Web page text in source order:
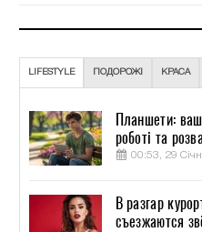
LIFESTYLE ПОДОРОЖІ КРАСА
Планшети:
роботі та
00:53, 29
В разгар
съезжаются